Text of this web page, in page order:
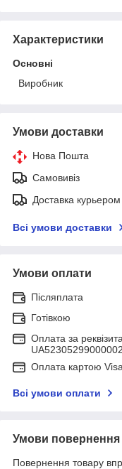
Характеристики
Основні
Виробник
Умови доставки
Нова Пошта
Самовивіз
Доставка
Всі умови доставки
Умови оплати
Післяплата
Готівкою
Оплата за
Оплата картою
Всі умови оплати
Умови повернення
Повернення товару